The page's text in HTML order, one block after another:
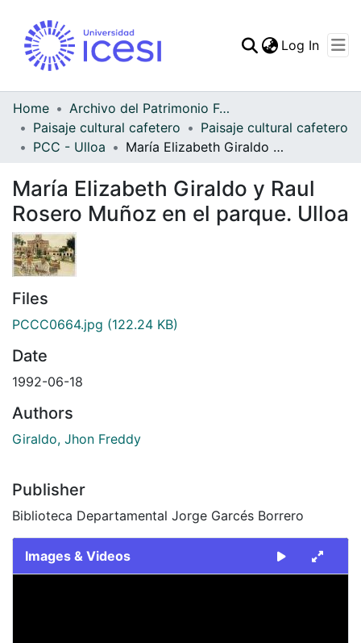
Statistics
Log In
Home
Archivo del Patrimonio Fotográfico y Fílmico del Valle del Cauca
Paisaje cultural cafetero
Paisaje cultural cafetero
PCC - Ulloa
María Elizabeth Giraldo y Raul Rosero Muñoz en el parque. Ulloa
María Elizabeth Giraldo y Raul
Rosero Muñoz en el parque. Ulloa
Files
PCCC0664.jpg (122.24 KB)
Date
1992-06-18
Authors
Giraldo, Jhon Freddy
Publisher
Biblioteca Departamental Jorge Garcés Borrero
Images & Videos